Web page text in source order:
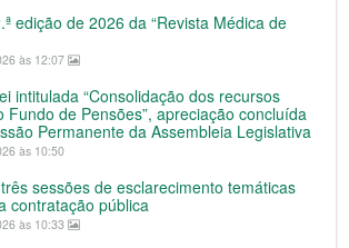
edição de 2026 da “Revista Médica de
às 12:07
intitulada “Consolidação dos recursos
Fundo de Pensões”, apreciação concluída
Permanente da Assembleia Legislativa
às 10:50
sessões de esclarecimento temáticas
contratação pública
às 10:33